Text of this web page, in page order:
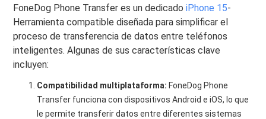
FoneDog Phone Transfer es un dedicadoiPhone 15-
Herramienta compatible diseñada para simplificar el
proceso de transferencia de datos entre teléfonos
inteligentes. Algunas de sus características clave
incluyen:
Compatibilidad multiplataforma: FoneDog Phone
Transfer funciona con dispositivos Android e iOS, lo que
le permite transferir datos entre diferentes sistemas